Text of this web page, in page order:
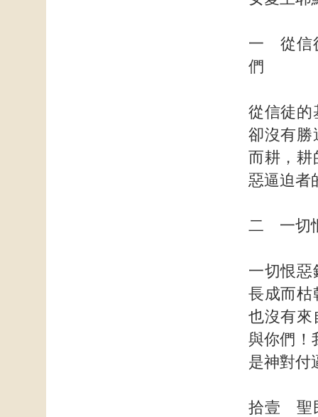
一 從信
們
從信徒的
卻沒有勝
而耕，耕
惡逼迫者
二 一切
一切恨惡
長成而枯
也沒有來
與你們！
是神對付
拾壹 聖